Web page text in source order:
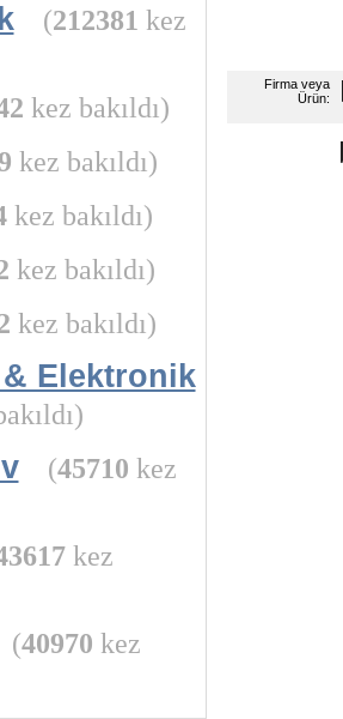
(212381 kez
kez bakıldı)
kez bakıldı)
kez bakıldı)
kez bakıldı)
kez bakıldı)
Elektronik
(45710 kez
kez
(40970 kez
Firma veya
Ürün: